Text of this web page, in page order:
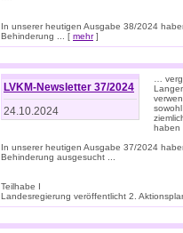
In unserer heutigen Ausgabe 38/2024
Behinderung ... [ mehr]
LVKM-Newsletter 37/2024
24.10.2024
…
In unserer heutigen Ausgabe 37/2024
Behinderung ausgesucht ...
Teilhabe I
Landesregierung veröffentlicht 2.